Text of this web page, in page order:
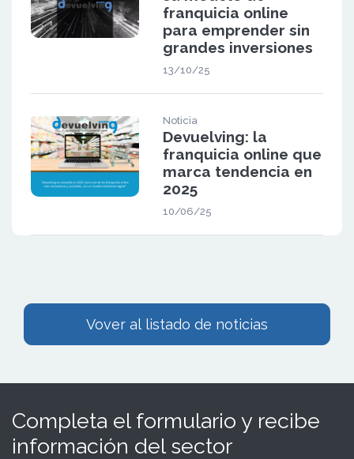
franquicia online
para emprender sin
grandes inversiones
13/10/25
Noticia
Devuelving: la
franquicia online que
marca tendencia en
2025
10/06/25
Vover al listado de noticias
Completa el formulario y recibe
información del sector